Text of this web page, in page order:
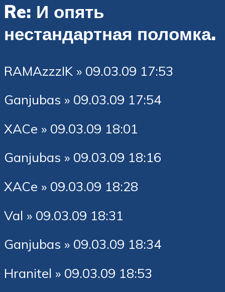
Re: И опять
нестандартная поломка.
RAMAzzzIK » 09.03.09 17:53
Ganjubas » 09.03.09 17:54
XACe » 09.03.09 18:01
Ganjubas » 09.03.09 18:16
XACe » 09.03.09 18:28
Val » 09.03.09 18:31
Ganjubas » 09.03.09 18:34
Hranitel » 09.03.09 18:53